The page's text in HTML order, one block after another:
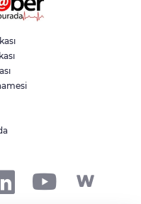
engelli yolları için
alışverişi Özhan
sporla geçiyor